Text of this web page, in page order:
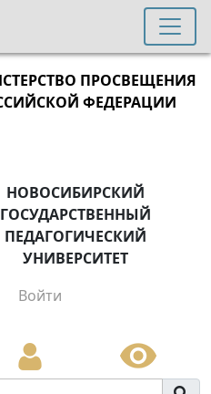
ПРОСВЕЩЕНИЯ
ФЕДЕРАЦИИ
НОВОСИБИРСКИЙ
ГОСУДАРСТВЕННЫЙ
ПЕДАГОГИЧЕСКИЙ
УНИВЕРСИТЕТ
Войти